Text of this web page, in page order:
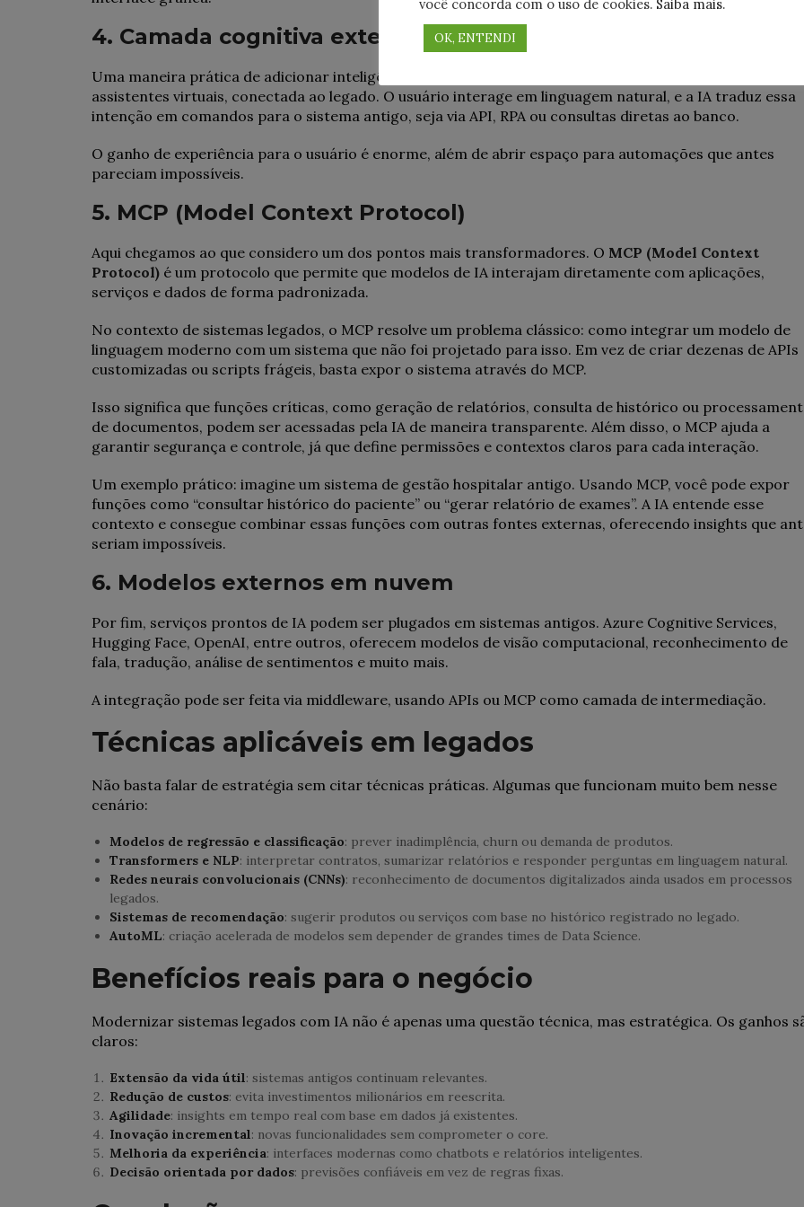
4. Camada cognitiva externa
Uma maneira prática de adicionar inteligência é criar uma interface cognitiva, como chatbots ou
assistentes virtuais, conectada ao legado. O usuário interage em linguagem natural, e a IA traduz essa
intenção em comandos para o sistema antigo, seja via API, RPA ou consultas diretas ao banco.
O ganho de experiência para o usuário é enorme, além de abrir espaço para automações que antes
pareciam impossíveis.
5. MCP (Model Context Protocol)
Aqui chegamos ao que considero um dos pontos mais transformadores. O MCP (Model Context
Protocol) é um protocolo que permite que modelos de IA interajam diretamente com aplicações,
serviços e dados de forma padronizada.
No contexto de sistemas legados, o MCP resolve um problema clássico: como integrar um modelo de
linguagem moderno com um sistema que não foi projetado para isso. Em vez de criar dezenas de APIs
customizadas ou scripts frágeis, basta expor o sistema através do MCP.
Isso significa que funções críticas, como geração de relatórios, consulta de histórico ou
de documentos, podem ser acessadas pela IA de maneira transparente. Além disso, o MCP ajuda a
garantir segurança e controle, já que define permissões e contextos claros para cada interação.
Um exemplo prático: imagine um sistema de gestão hospitalar antigo. Usando MCP, você pode expor
funções como “consultar histórico do paciente” ou “gerar relatório de exames”. A IA entende esse
contexto e consegue combinar essas funções com outras fontes externas, oferecendo insights que
seriam impossíveis.
6. Modelos externos em nuvem
Por fim, serviços prontos de IA podem ser plugados em sistemas antigos. Azure Cognitive Services,
Hugging Face, OpenAI, entre outros, oferecem modelos de visão computacional, reconhecimento de
fala, tradução, análise de sentimentos e muito mais.
A integração pode ser feita via middleware, usando APIs ou MCP como camada de intermediação.
Técnicas aplicáveis em legados
Não basta falar de estratégia sem citar técnicas práticas. Algumas que funcionam muito bem nesse
cenário:
Modelos de regressão e classificação: prever inadimplência, churn ou demanda de produtos.
Transformers e NLP: interpretar contratos, sumarizar relatórios e responder perguntas em linguagem natural.
Redes neurais convolucionais (CNNs): reconhecimento de documentos digitalizados ainda usados em processos
legados.
Sistemas de recomendação: sugerir produtos ou serviços com base no histórico registrado no legado.
AutoML: criação acelerada de modelos sem depender de grandes times de Data Science.
Benefícios reais para o negócio
Modernizar sistemas legados com IA não é apenas uma questão técnica, mas estratégica. Os ganhos
claros:
Extensão da vida útil: sistemas antigos continuam relevantes.
Redução de custos: evita investimentos milionários em reescrita.
Agilidade: insights em tempo real com base em dados já existentes.
Inovação incremental: novas funcionalidades sem comprometer o core.
Melhoria da experiência: interfaces modernas como chatbots e relatórios inteligentes.
Decisão orientada por dados: previsões confiáveis em vez de regras fixas.
você concorda com o uso de cookies. Saiba mais.
OK, ENTENDI